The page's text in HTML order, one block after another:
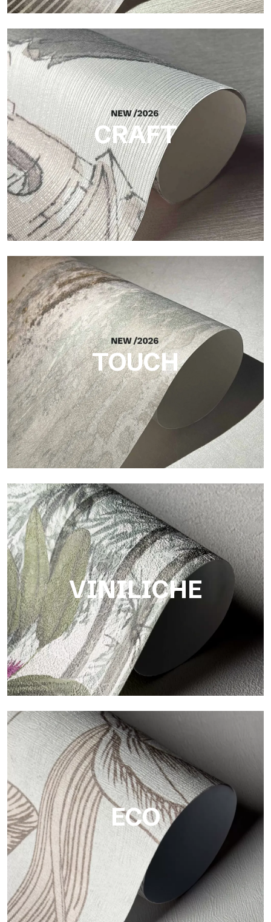
Silk
Finitura luminosa ed elegante, con sottile trama verticale che
riflette la luce e dona profondità alla superficie.
CRAFT
Craft
Finitura ispirata alle fibre naturali, con rilievo essenziale che
dona equilibrio, profondità e una matericità elegante.
TOUCH
Touch
Finitura dalla trama fibrosa e irregolare, con texture morbida
che dona calore e autenticità alla superficie.
VINILICHE
Viniliche
Le finiture viniliche delle carte da parati Tecnografica offrono
superfici resistenti, materiche e visivamente raffinate.
ECO